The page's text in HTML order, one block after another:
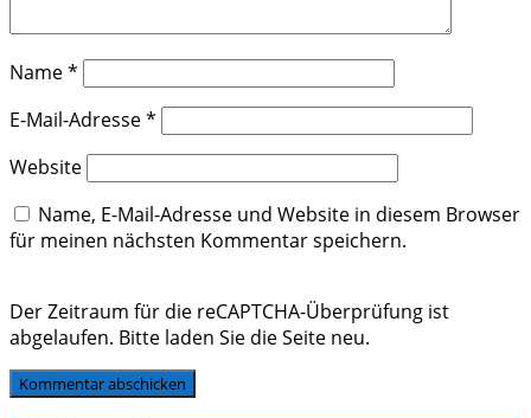
Name*
E-Mail-Adresse*
Website
Name, E-Mail-Adresse und Website in diesem Browser
für meinen nächsten Kommentar speichern.
Der Zeitraum für die reCAPTCHA-Überprüfung ist
abgelaufen. Bitte laden Sie die Seite neu.